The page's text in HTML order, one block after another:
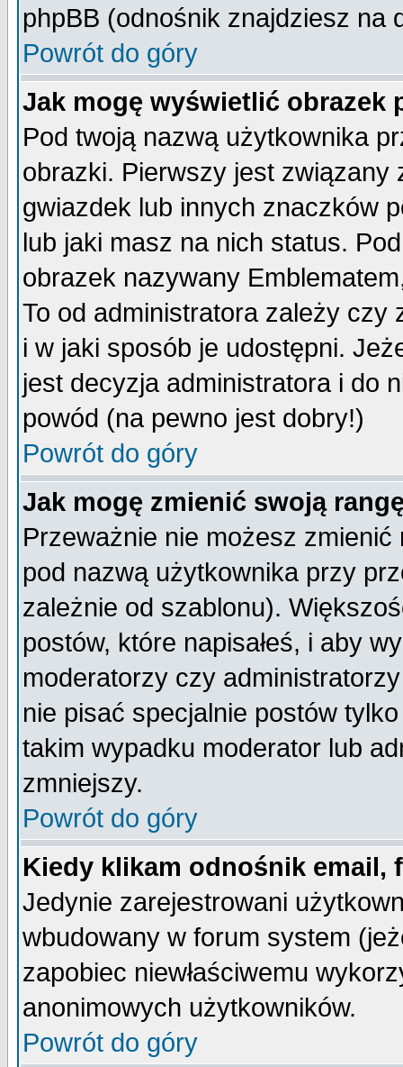
phpBB (odnośnik znajdziesz na
Powrót do góry
Jak mogę wyświetlić obrazek
Pod twoją nazwą użytkownika
obrazki. Pierwszy jest
gwiazdek lub innych znaczków
lub jaki masz na nich status.
obrazek nazywany
To od administratora zależy czy
i w jaki sposób je udostępni.
jest decyzja administratora i do
powód (na pewno jest dobry!)
Powrót do góry
Jak mogę zmienić swoją
Przeważnie nie możesz
pod nazwą użytkownika przy
zależnie od szablonu).
postów, które napisałeś, i aby
moderatorzy czy
nie pisać specjalnie postów
takim wypadku moderator lub
zmniejszy.
Powrót do góry
Kiedy klikam odnośnik email,
Jedynie zarejestrowani
wbudowany w forum system
zapobiec niewłaściwemu
anonimowych użytkowników.
Powrót do góry